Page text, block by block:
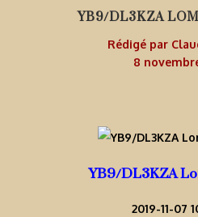
YB9/DL3KZA
Rédigé par
8
YB9/DL3KZA
2019-11-07